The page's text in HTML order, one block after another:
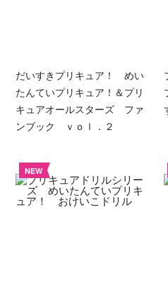
だいすきプリキュア！ めい
たんていプリキュア！＆プリ
キュアオールスターズ ファ
ンブック ｖｏｌ．２
NEW